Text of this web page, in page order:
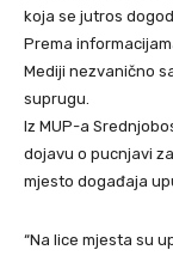
koja se jutros
Prema
Mediji nezvanično
suprugu.
Iz MUP-a
dojavu o pucnjavi
mjesto događaja
“Na lice mjesta su